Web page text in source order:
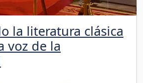
la literatura clásica
voz de la